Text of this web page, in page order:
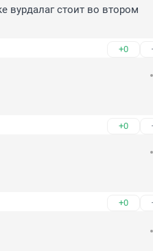
вурдалаг стоит во втором
+0
+0
+0